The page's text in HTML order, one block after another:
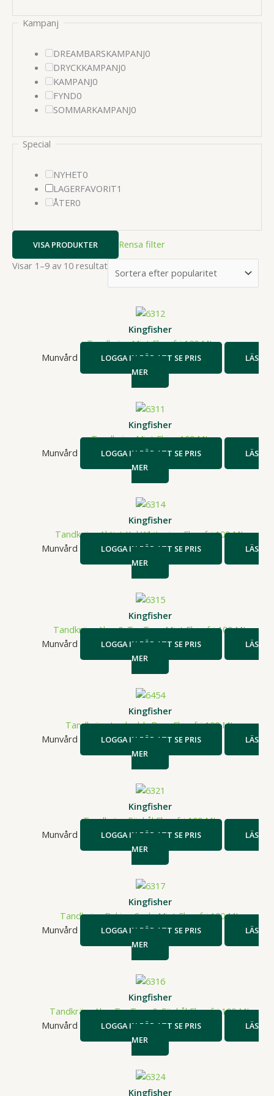
Kampanj
DREAMBARSKAMPANJ00
DRYCKKAMPANJ00
KAMPANJ00
FYND00
produkter
SOMMARKAMPANJ00
Special
NYHET00
produkter
LAGERFAVORIT1
ÅTER00
VISA PRODUKTER
Rensa filter
Visar 1–9 av 10 resultatSortera
efter
Kingfisher
Tandkräm Mint Fluorfri 100 ML
Munvård
LOGGA IN FÖR ATT SE PRIS
LÄS
MER
Kingfisher
Tandkräm Mint Fluor 100 ML
Munvård
LOGGA IN FÖR ATT SE PRIS
LÄS
MER
Kingfisher
Tandkräm Aktivt Kol Whitening Fluorfri 100 ML
Munvård
LOGGA IN FÖR ATT SE PRIS
LÄS
MER
Kingfisher
Tandkräm Aloe & TeaTree Mint Fluorfri 100 ML
Munvård
LOGGA IN FÖR ATT SE PRIS
LÄS
MER
Kingfisher
Tandkräm Jordgubb Barn Fluorfri 100 ML
Munvård
LOGGA IN FÖR ATT SE PRIS
LÄS
MER
Kingfisher
Tandkräm Fänkål Fluorfri 100 ML
Munvård
LOGGA IN FÖR ATT SE PRIS
LÄS
MER
Kingfisher
Tandkräm Baking Soda Mint Fluorfri 100 ML
Munvård
LOGGA IN FÖR ATT SE PRIS
LÄS
MER
Kingfisher
Tandkräm Aloe TeaTree & Fänkål Fluorfri 100 ML
Munvård
LOGGA IN FÖR ATT SE PRIS
LÄS
MER
Kingfisher